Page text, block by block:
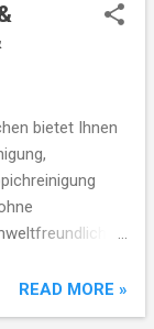
bietet Ihnen
Reinigung , die
READ MORE »